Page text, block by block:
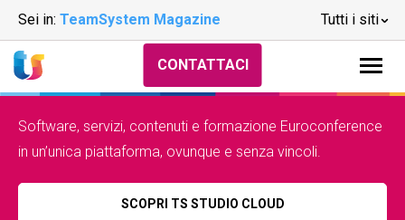
Sei in: TeamSystem Magazine Tutti i siti
CONTATTACI
Software, servizi, contenuti e formazione Euroconference
in un’unica piattaforma, ovunque e senza vincoli.
SCOPRI TS STUDIO CLOUD